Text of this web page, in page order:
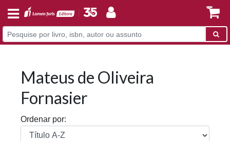
Mateus de Oliveira
Fornasier
Ordenar por: